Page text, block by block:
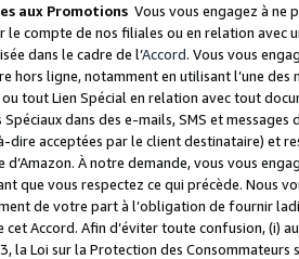
aux Promotions Vous vous engagez à ne
compte de nos filiales ou en relation avec
dans le cadre de l’Accord. Vous vous
hors ligne, notamment en utilisant l’une
tout Lien Spécial en relation avec tout
dans des e-mails, SMS et
dire acceptées par le client destinataire) et
d’Amazon. À notre demande, vous vous
que vous respectez ce qui précède. Nous
de votre part à l’obligation de fournir
Accord. Afin d’éviter toute confusion, (i)
la Loi sur la Protection des